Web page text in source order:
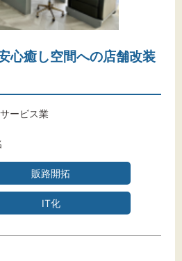
心癒し空間への店舗改装
ービス業
販路開拓
IT化